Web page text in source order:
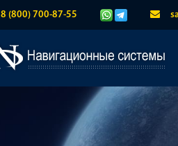
8 (800) 700-87-55